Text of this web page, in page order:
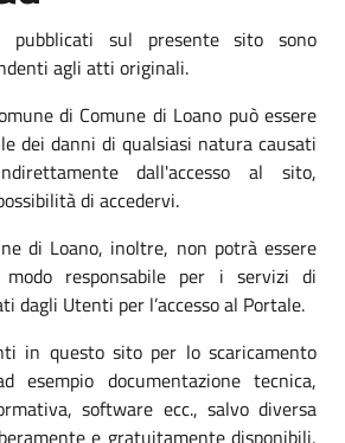
sul presente sito sono
agli atti originali.
di Comune di Loano può essere
dei danni di qualsiasi natura causati
dall'accesso al sito,
di accedervi.
di Loano, inoltre, non potrà essere
responsabile per i servizi di
dagli Utenti per l’accesso al Portale.
in questo sito per lo scaricamento
esempio documentazione tecnica,
software ecc., salvo diversa
e gratuitamente disponibili,